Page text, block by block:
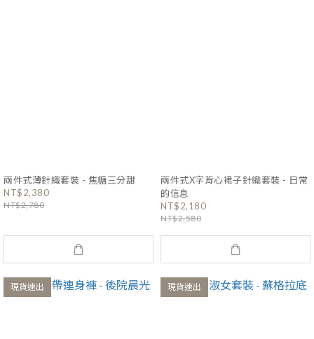
兩件式薄針織套裝 - 焦糖三分甜
NT$2,380
NT$2,780
兩件式X字背心裙子針織套裝 - 日常
的信息
NT$2,180
NT$2,580
現貨速出 現貨速出